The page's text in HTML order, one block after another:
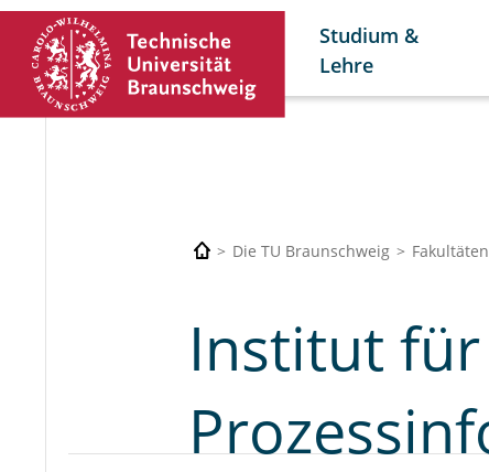
Studium &
Lehre
Die TU Braunschweig Fakultäten
Institut